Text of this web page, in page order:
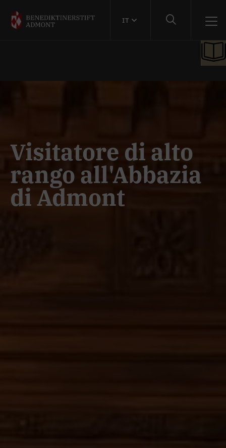
IT
Visitatore di alto
rango all'Abbazia
di Admont